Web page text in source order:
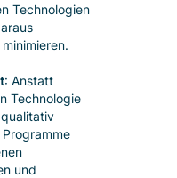
Technologien
: Anstatt
Technologie
und